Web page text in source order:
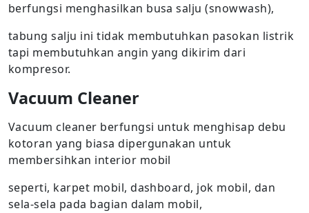
berfungsi menghasilkan busa salju (snowwash),
tabung salju ini tidak membutuhkan pasokan listrik
tapi membutuhkan angin yang dikirim dari
kompresor.
Vacuum Cleaner
Vacuum cleaner berfungsi untuk menghisap debu
kotoran yang biasa dipergunakan untuk
membersihkan interior mobil
seperti, karpet mobil, dashboard, jok mobil, dan
sela-sela pada bagian dalam mobil,